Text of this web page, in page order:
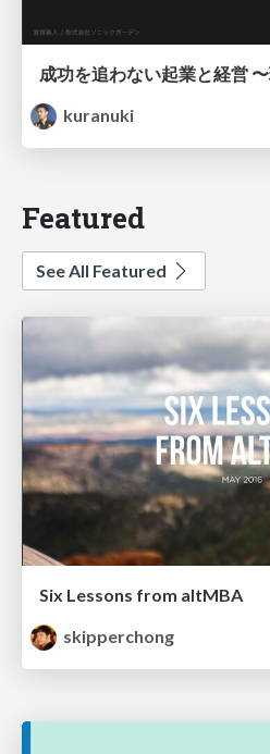
kuranuki
Featured
See All Featured
Six Lessons from altMBA
skipperchong